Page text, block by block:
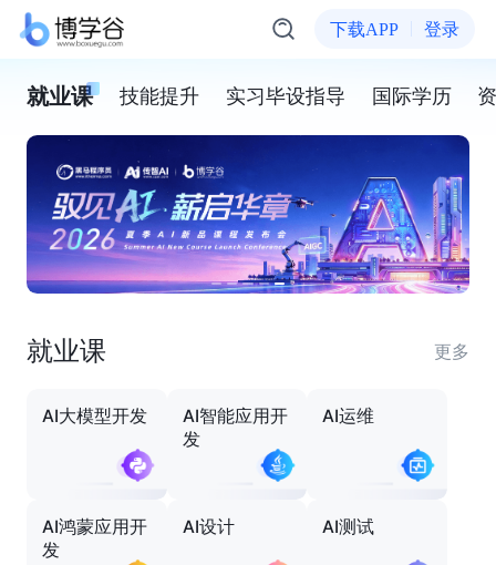
下载APP 登录
就业课 技能提升 实习毕设指导 国际学历
就业课 更多
AI大模型开发
AI智能应用开
发
AI运维
AI鸿蒙应用开
发
AI设计 AI测试